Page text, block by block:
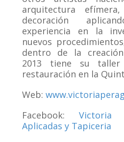
arquitectura
decoración
experiencia en la
nuevos
dentro de la
2013 tiene su
restauración en la
Web:
Facebook: Victoria
Aplicadas y Tapiceria